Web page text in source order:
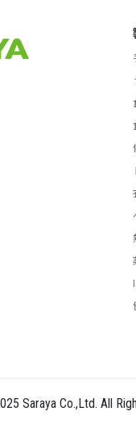
FSP会 第34
FSP会 第33
FSP会 第32
FSP会 第30
FSP会 第29
FSP会 第28
FSP会 第27
FSP会 第24回
Saraya Co.,Ltd. All